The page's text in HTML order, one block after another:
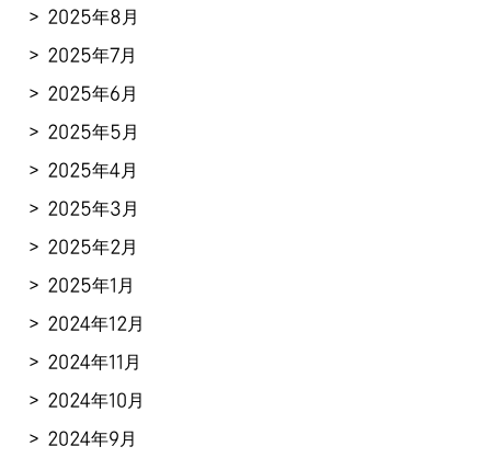
2025年8月
2025年7月
2025年6月
2025年5月
2025年4月
2025年3月
2025年2月
2025年1月
2024年12月
2024年11月
2024年10月
2024年9月